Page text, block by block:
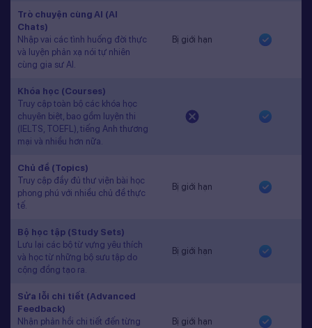
Trò chuyện cùng AI (AI
Chats)
Nhập vai các tình huống đời thực
và luyện phản xạ nói tự nhiên
cùng gia sư AI.
Bị giới hạn
Khóa học (Courses)
Truy cập toàn bộ các khóa học
chuyên biệt, bao gồm luyện thi
(IELTS, TOEFL), tiếng Anh thương
mại và nhiều hơn nữa.
Chủ đề (Topics)
Truy cập đầy đủ thư viện bài học
phong phú với nhiều chủ đề thực
tế.
Bị giới hạn
Bộ học tập (Study Sets)
Lưu lại các bộ từ vựng yêu thích
và học từ những bộ sưu tập do
cộng đồng tạo ra.
Bị giới hạn
Sửa lỗi chi tiết (Advanced
Feedback)
Nhận phản hồi chi tiết đến từng
Bị giới hạn